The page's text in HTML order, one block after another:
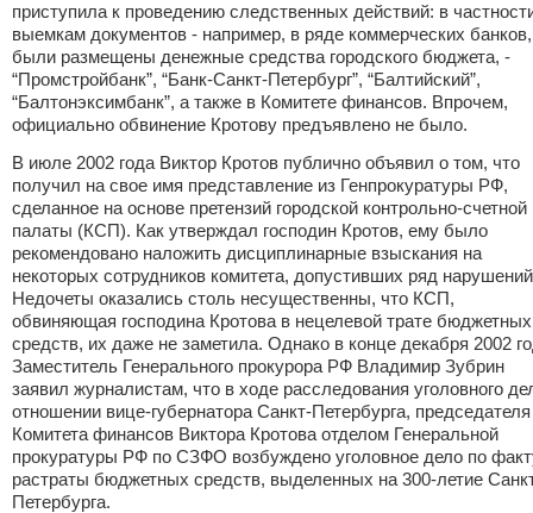
приступила к проведению следственных действий: в
выемкам документов - например, в ряде коммерческих банков,
были размещены денежные средства городского бюджета, -
“Промстройбанк”, “Банк-Санкт-Петербург”, “Балтийский”,
“Балтонэксимбанк”, а также в Комитете финансов. Впрочем,
официально обвинение Кротову предъявлено не было.
В июле 2002 года Виктор Кротов публично объявил о том, что
получил на свое имя представление из Генпрокуратуры РФ,
сделанное на основе претензий городской контрольно-счетной
палаты (КСП). Как утверждал господин Кротов, ему было
рекомендовано наложить дисциплинарные взыскания на
некоторых сотрудников комитета, допустивших ряд
Недочеты оказались столь несущественны, что КСП,
обвиняющая господина Кротова в нецелевой трате бюджетных
средств, их даже не заметила. Однако в конце декабря 2002
Заместитель Генерального прокурора РФ Владимир Зубрин
заявил журналистам, что в ходе расследования уголовного
отношении вице-губернатора Санкт-Петербурга, председателя
Комитета финансов Виктора Кротова отделом Генеральной
прокуратуры РФ по СЗФО возбуждено уголовное дело по
растраты бюджетных средств, выделенных на 300-летие
Петербурга.